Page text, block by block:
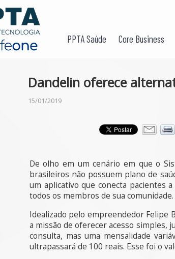
PPTA Saúde Core Business
Dandelin oferece
15/01/2019
De olho em um cenário em que o
brasileiros não possuem plano de
um aplicativo que conecta pacientes
todos os membros de sua comunidade.
Idealizado pelo empreendedor Felipe
a missão de oferecer acesso simples,
consulta, mas uma mensalidade
ultrapassará de 100 reais. Esse foi o